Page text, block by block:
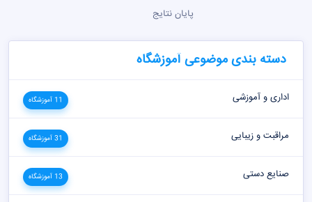
پایان نتایج
دسته بندی موضوعی آموزشگاه
اداری و آموزشی 11 آموزشگاه
مراقبت و زیبایی 31 آموزشگاه
صنایع دستی 13 آموزشگاه